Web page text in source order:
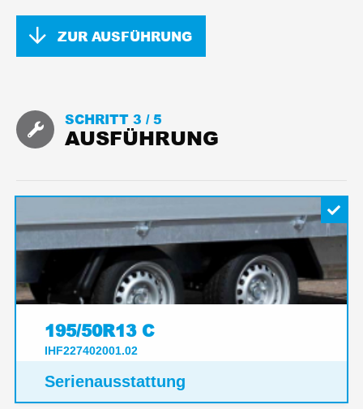
ZUR AUSFÜHRUNG
AUSFÜHRUNG
SCHRITT 3 / 5
195/50R13 C
IHF227402001.02
Serienausstattung